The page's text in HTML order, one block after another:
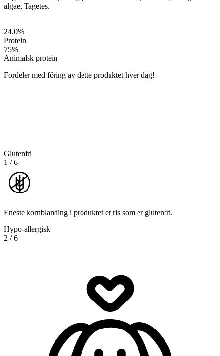
algae, Tagetes.
24.0%
Protein
75%
Animalsk protein
Fordeler med fôring av dette produktet hver dag!
Glutenfri
1 /6
Eneste kornblanding i produktet er ris som er glutenfri.
Hypo-allergisk
2 /6